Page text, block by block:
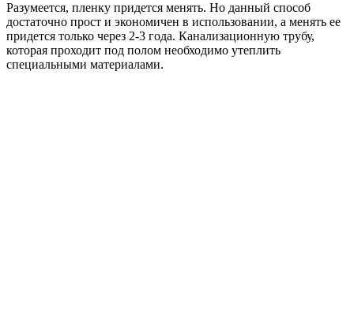
Разумеется, пленку придется менять. Но данный способ
достаточно прост и экономичен в использовании, а менять ее
придется только через 2-3 года. Канализационную трубу,
которая проходит под полом необходимо утеплить
специальными материалами.